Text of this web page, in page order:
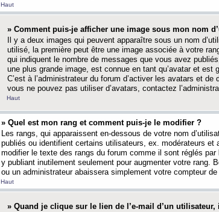
Haut
» Comment puis-je afficher une image sous mon nom
Il y a deux images qui peuvent apparaître sous un nom
utilisé, la première peut être une image associée à votre
qui indiquent le nombre de messages que vous avez
une plus grande image, est connue en tant qu’avatar et est
C’est à l’administrateur du forum d’activer les avatars et
vous ne pouvez pas utiliser d’avatars, contactez
Haut
» Quel est mon rang et comment puis-je le modifier ?
Les rangs, qui apparaissent en-dessous de votre nom
publiés ou identifient certains utilisateurs, ex. modérateurs
modifier le texte des rangs du forum comme il sont réglés
y publiant inutilement seulement pour augmenter votre rang.
ou un administrateur abaissera simplement votre compteur
Haut
» Quand je clique sur le lien de l’e-mail d’un